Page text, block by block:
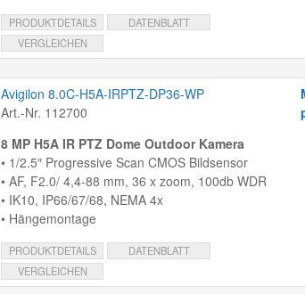
PRODUKTDETAILS
DATENBLATT
VERGLEICHEN
Avigilon 8.0C-H5A-IRPTZ-DP36-WP
Art.-Nr. 112700
8 MP H5A IR PTZ Dome Outdoor Kamera
• 1/2.5″ Progressive Scan CMOS Bildsensor
• AF, F2.0/ 4,4-88 mm, 36 x zoom, 100db WDR
• IK10, IP66/67/68, NEMA 4x
• Hängemontage
PRODUKTDETAILS
DATENBLATT
VERGLEICHEN